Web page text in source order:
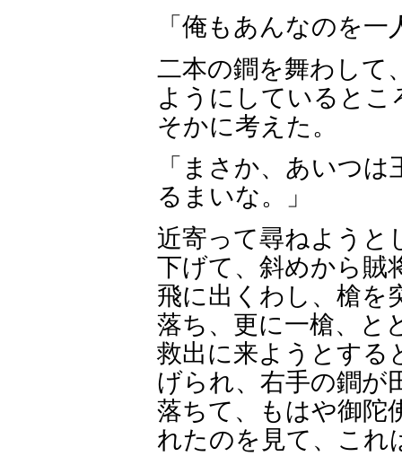
「俺もあんなのを
二本の鐧を舞わして
ようにしているとこ
そかに考えた。
「まさか、あいつ
るまいな。」
近寄って尋ねようと
下げて、斜めから賊
飛に出くわし、槍を
落ち、更に一槍、と
救出に来ようとする
げられ、右手の鐧が
落ちて、もはや御陀
れたのを見て、これ